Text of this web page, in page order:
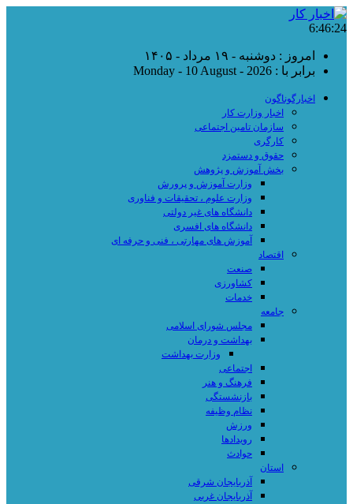
6:46:25
امروز : دوشنبه - ۱۹ مرداد - ۱۴۰۵
برابر با : Monday - 10 August - 2026
اخبارگوناگون
اخبار وزارت کار
سازمان تامین اجتماعی
کارگری
حقوق و دستمزد
بخش آموزش و پژوهش
وزارت آموزش و پرورش
وزارت علوم ، تحقیقات و فناوری
دانشگاه های غیر دولتی
دانشگاه های افسری
آموزش های مهارتی ، فنی و حرفه ای
اقتصاد
صنعت
کشاورزی
خدمات
جامعه
مجلس شورای اسلامی
بهداشت و درمان
وزارت بهداشت
اجتماعی
فرهنگ و هنر
بازنشستگی
نظام وظیفه
ورزش
رویدادها
حوادث
استان
آذربایجان شرقی
آذربایجان غربی